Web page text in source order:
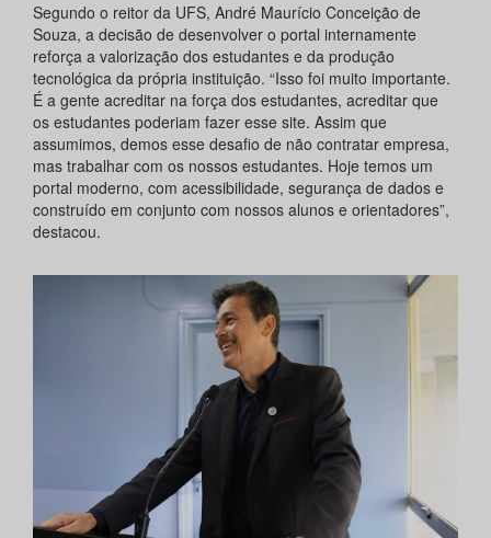
Segundo o reitor da UFS, André Maurício Conceição de
Souza, a decisão de desenvolver o portal internamente
reforça a valorização dos estudantes e da produção
tecnológica da própria instituição. “Isso foi muito importante.
É a gente acreditar na força dos estudantes, acreditar que
os estudantes poderiam fazer esse site. Assim que
assumimos, demos esse desafio de não contratar empresa,
mas trabalhar com os nossos estudantes. Hoje temos um
portal moderno, com acessibilidade, segurança de dados e
construído em conjunto com nossos alunos e orientadores”,
destacou.